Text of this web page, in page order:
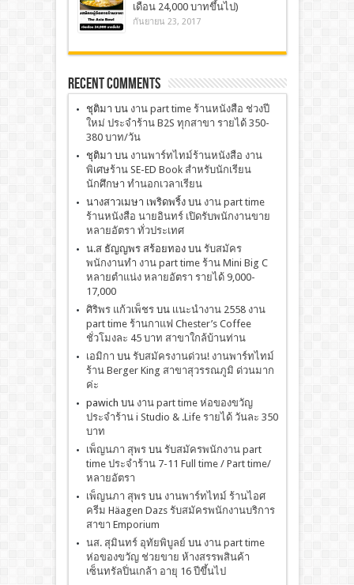
เดือน 24,000 บาทขึ้นไป)
กันยายน 23, 2017
Recent Comments
ชุติมา บน งาน part time ร้านหนังสือ ช่วงปี
ใหม่ ประจำร้าน B2S ทุกสาขา รายได้ 350-
380 บาท/วัน
ชุติมา บน งานพาร์ทไทม์ร้านหนังสือ งาน
พิเศษร้าน SE-ED Book สำหรับนักเรียน
นักศึกษา ทำนอกเวลาเรียน
นางสาวเมษา เพริดพริ้งบน งาน part time
ร้านหนังสือ นายอินทร์ เปิดรับพนักงานขาย
หลายอัตรา ทั่วประเทศ
น.ส ธัญญพร สร้อยทองบน รับสมัคร
พนักงานทำ งาน part time ร้าน Mini Big C
หลายตำแน่ง หลายอัตรา รายได้ 9,000-
17,000
ศิริพร แก้วเพ็ชรบน เเนะนำงาน 2558 งาน
part time ร้านกาแฟ Chester’s Coffee
ชั่วโมงละ 45 บาท สาขาใกล้บ้านท่าน
เอมิกา บน รับสมัครงานด่วน! งานพาร์ทไทม์
ร้าน Berger King สาขาสุวรรณภูมิ ด่วนมาก
ค่ะ
pawich บน งาน part time ห่อของขวัญ
ประจำร้าน i Studio & .Life รายได้ วันละ 350
บาท
เพ็ญนภา สุพรบน รับสมัครพนักงาน part
time ประจำร้าน 7-11 Full time / Part time/
หลายอัตรา
เพ็ญนภา สุพรบน งานพาร์ทไทม์ ร้านไอศ
ครีม Häagen Dazs รับสมัครพนักงานบริการ
สาขา Emporium
นส. สุมินทร์ อุทัยพิบูลย์ บน งาน part time
ห่อของขวัญ ช่วยขาย ห้างสรรพสินค้า
เซ็นทรัลปิ่นเกล้า อายุ 16 ปีขึ้นไป